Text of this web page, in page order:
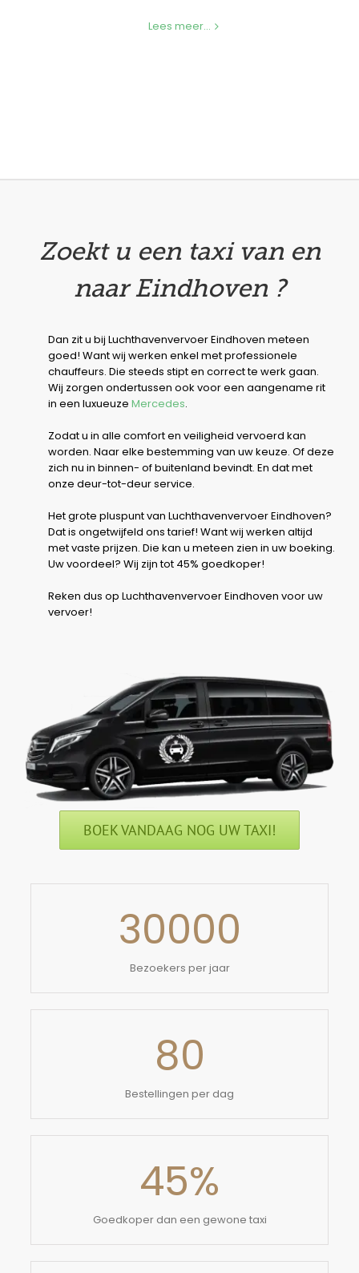
Lees meer...
Zoekt u een taxi van en
naar Eindhoven ?
Dan zit u bij Luchthavenvervoer Eindhoven meteen
goed! Want wij werken enkel met professionele
chauffeurs. Die steeds stipt en correct te werk gaan.
Wij zorgen ondertussen ook voor een aangename rit
in een luxueuze Mercedes.
Zodat u in alle comfort en veiligheid vervoerd kan
worden. Naar elke bestemming van uw keuze. Of deze
zich nu in binnen- of buitenland bevindt. En dat met
onze deur-tot-deur service.
Het grote pluspunt van Luchthavenvervoer Eindhoven?
Dat is ongetwijfeld ons tarief! Want wij werken altijd
met vaste prijzen. Die kan u meteen zien in uw boeking.
Uw voordeel? Wij zijn tot 45% goedkoper!
Reken dus op Luchthavenvervoer Eindhoven voor uw
vervoer!
BOEK VANDAAG NOG UW TAXI!
30000
Bezoekers per jaar
80
Bestellingen per dag
45%
Goedkoper dan een gewone taxi